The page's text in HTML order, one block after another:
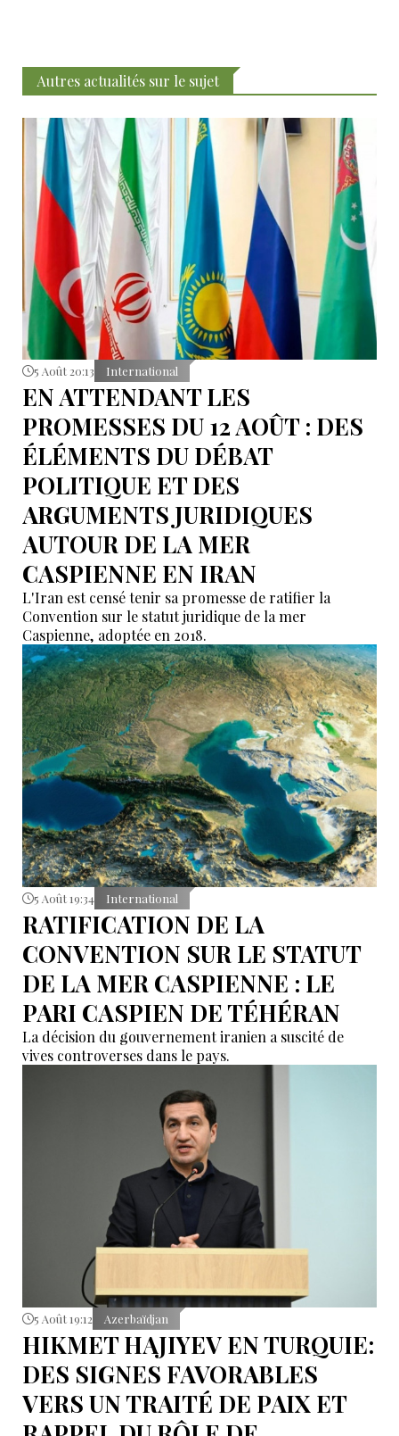
Autres actualités sur le sujet
5 Août 20:13 International
EN ATTENDANT LES
PROMESSES DU 12 AOÛT : DES
ÉLÉMENTS DU DÉBAT
POLITIQUE ET DES
ARGUMENTS JURIDIQUES
AUTOUR DE LA MER
CASPIENNE EN IRAN
L'Iran est censé tenir sa promesse de ratifier la
Convention sur le statut juridique de la mer
Caspienne, adoptée en 2018.
5 Août 19:34 International
RATIFICATION DE LA
CONVENTION SUR LE STATUT
DE LA MER CASPIENNE : LE
PARI CASPIEN DE TÉHÉRAN
La décision du gouvernement iranien a suscité de
vives controverses dans le pays.
5 Août 19:12 Azerbaïdjan
HIKMET HAJIYEV EN TURQUIE:
DES SIGNES FAVORABLES
VERS UN TRAITÉ DE PAIX ET